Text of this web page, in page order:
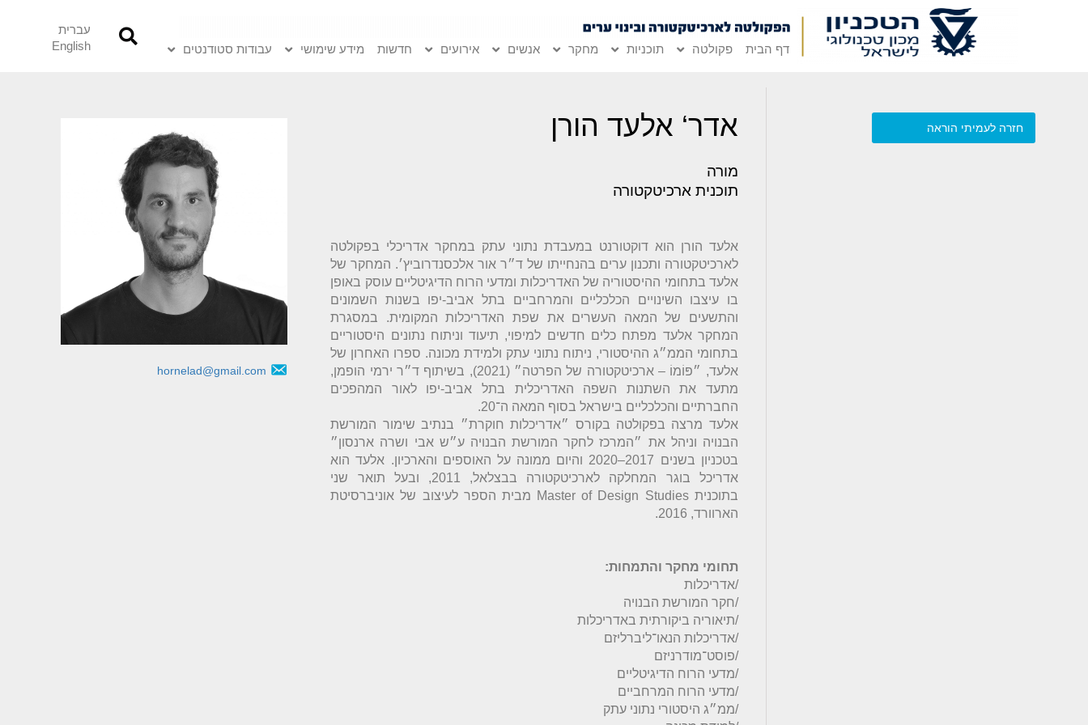
דף הבית פקולטה תוכניות מחקר אנשים אירועים חדשות מידע שימושי עבודות סטודנטים
עברית
English
חזרה לעמיתי הוראה אדר‘ אלעד הורן
מורה
תוכנית ארכיטקטורה
אלעד הורן הוא דוקטורנט במעבדת נתוני עתק במחקר אדריכלי בפקולטה
לארכיטקטורה ותכנון ערים בהנחייתו של ד״ר אור אלכסנדרוביץ׳. המחקר של
אלעד בתחומי ההיסטוריה של האדריכלות ומדעי הרוח הדיגיטליים עוסק באופן
בו עיצבו השינויים הכלכליים והמרחביים בתל אביב-יפו בשנות השמונים
והתשעים של המאה העשרים את שפת האדריכלות המקומית. במסגרת
המחקר אלעד מפתח כלים חדשים למיפוי, תיעוד וניתוח נתונים היסטוריים
בתחומי הממ״ג ההיסטורי, ניתוח נתוני עתק ולמידת מכונה. ספרו האחרון של
אלעד, ״פּוֹמוֹ – ארכיטקטורה של הפרטה״ (2021), בשיתוף ד״ר ירמי הופמן,
מתעד את השתנות השפה האדריכלית בתל אביב-יפו לאור המהפכים
אלעד מרצה בפקולטה בקורס ״אדריכלות חוקרת״ בנתיב שימור המורשת
הבנויה וניהל את ״המרכז לחקר המורשת הבנויה ע״ש אבי ושרה ארנסון״
בטכניון בשנים 2017–2020 והיום ממונה על האוספים והארכיון. אלעד הוא
אדריכל בוגר המחלקה לארכיטקטורה בבצלאל, 2011, ובעל תואר שני
בתוכנית Master of Design Studies מבית הספר לעיצוב של אוניברסיטת
הארוורד, 2016.
תחומי מחקר והתמחות:
hornelad@gmail.com